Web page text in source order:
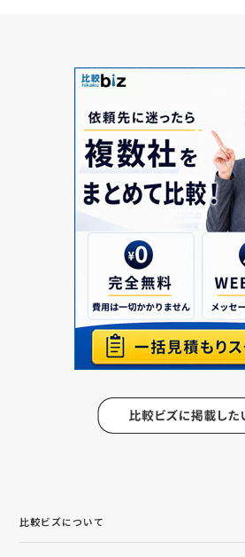
比較ビズについて